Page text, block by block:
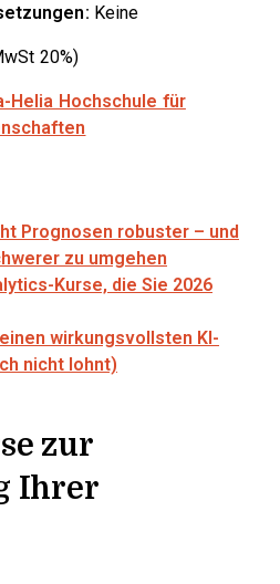
Keine
20%)
Helia Hochschule für
Prognosen robuster – und
zu umgehen
Kurse, die Sie 2026
wirkungsvollsten KI-
nicht lohnt)
zur
Ihrer